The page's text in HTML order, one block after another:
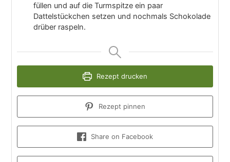
füllen und auf die Turmspitze ein paar
Dattelstückchen setzen und nochmals Schokolade
drüber raspeln.
Rezept drucken
Rezept pinnen
Share on Facebook